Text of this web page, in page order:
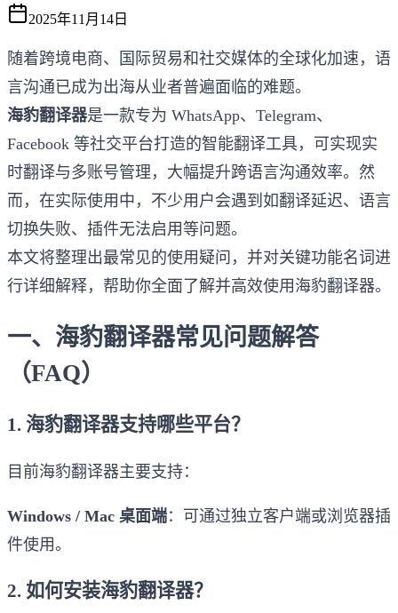
2025年11月14日
随着跨境电商、国际贸易和社交媒体的全球化加速，语
言沟通已成为出海从业者普遍面临的难题。
海豹翻译器是一款专为 WhatsApp、Telegram、
Facebook 等社交平台打造的智能翻译工具，可实现实
时翻译与多账号管理，大幅提升跨语言沟通效率。然
而，在实际使用中，不少用户会遇到如翻译延迟、语言
切换失败、插件无法启用等问题。
本文将整理出最常见的使用疑问，并对关键功能名词进
行详细解释，帮助你全面了解并高效使用海豹翻译器。
一、海豹翻译器常见问题解答
（FAQ）
1. 海豹翻译器支持哪些平台？
目前海豹翻译器主要支持：
Windows / Mac 桌面端：可通过独立客户端或浏览器插
件使用。
2. 如何安装海豹翻译器？